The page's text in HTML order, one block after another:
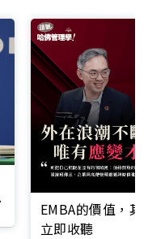
EMBA的價值，
立即收聽